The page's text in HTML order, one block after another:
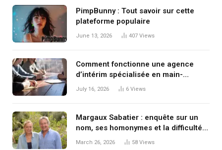
PimpBunny : Tout savoir sur cette
plateforme populaire
June 13, 2026 407 Views
Comment fonctionne une agence
d’intérim spécialisée en main-
d’œuvre étrangère
July 16, 2026 6 Views
Margaux Sabatier : enquête sur un
nom, ses homonymes et la difficulté
de savoir « qui est qui » à l’ère
March 26, 2026 58 Views